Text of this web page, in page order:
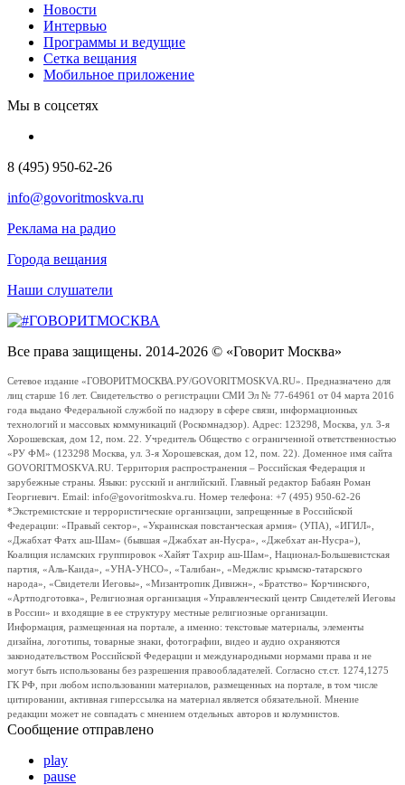
Новости
Интервью
Программы и ведущие
Сетка вещания
Мобильное приложение
Мы в соцсетях
8 (495) 950-62-26
info@govoritmoskva.ru
Реклама на радио
Города вещания
Наши слушатели
Все права защищены. 2014-2026 © «Говорит Москва»
Сетевое издание «ГОВОРИТМОСКВА.РУ/GOVORITMOSKVA.RU». Предназначено для
лиц старше 16 лет. Свидетельство о регистрации СМИ Эл № 77-64961 от 04 марта 2016
года выдано Федеральной службой по надзору в сфере связи, информационных
технологий и массовых коммуникаций (Роскомнадзор). Адрес: 123298, Москва, ул. 3-я
Хорошевская, дом 12, пом. 22. Учредитель Общество с ограниченной ответственностью
«РУ ФМ» (123298 Москва, ул. 3-я Хорошевская, дом 12, пом. 22). Доменное имя сайта
GOVORITMOSKVA.RU. Территория распространения – Российская Федерация и
зарубежные страны. Языки: русский и английский. Главный редактор Бабаян Роман
Георгиевич. Email: info@govoritmoskva.ru. Номер телефона: +7 (495) 950-62-26
*Экстремистские и террористические организации, запрещенные в Российской
Федерации: «Правый сектор», «Украинская повстанческая армия» (УПА), «ИГИЛ»,
«Джабхат Фатх аш-Шам» (бывшая «Джабхат ан-Нусра», «Джебхат ан-Нусра»),
Коалиция исламских группировок «Хайят Тахрир аш-Шам», Национал-Большевистская
партия, «Аль-Каида», «УНА-УНСО», «Талибан», «Меджлис крымско-татарского
народа», «Свидетели Иеговы», «Мизантропик Дивижн», «Братство» Корчинского,
«Артподготовка», Религиозная организация «Управленческий центр Свидетелей Иеговы
в России» и входящие в ее структуру местные религиозные организации.
Информация, размещенная на портале, а именно: текстовые материалы, элементы
дизайна, логотипы, товарные знаки, фотографии, видео и аудио охраняются
законодательством Российской Федерации и международными нормами права и не
могут быть использованы без разрешения правообладателей. Согласно ст.ст. 1274,1275
ГК РФ, при любом использовании материалов, размещенных на портале, в том числе
цитировании, активная гиперссылка на материал является обязательной. Мнение
редакции может не совпадать с мнением отдельных авторов и колумнистов.
Сообщение отправлено
play
pause